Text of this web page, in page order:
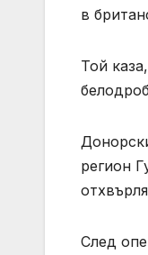
в
Той
регион
След